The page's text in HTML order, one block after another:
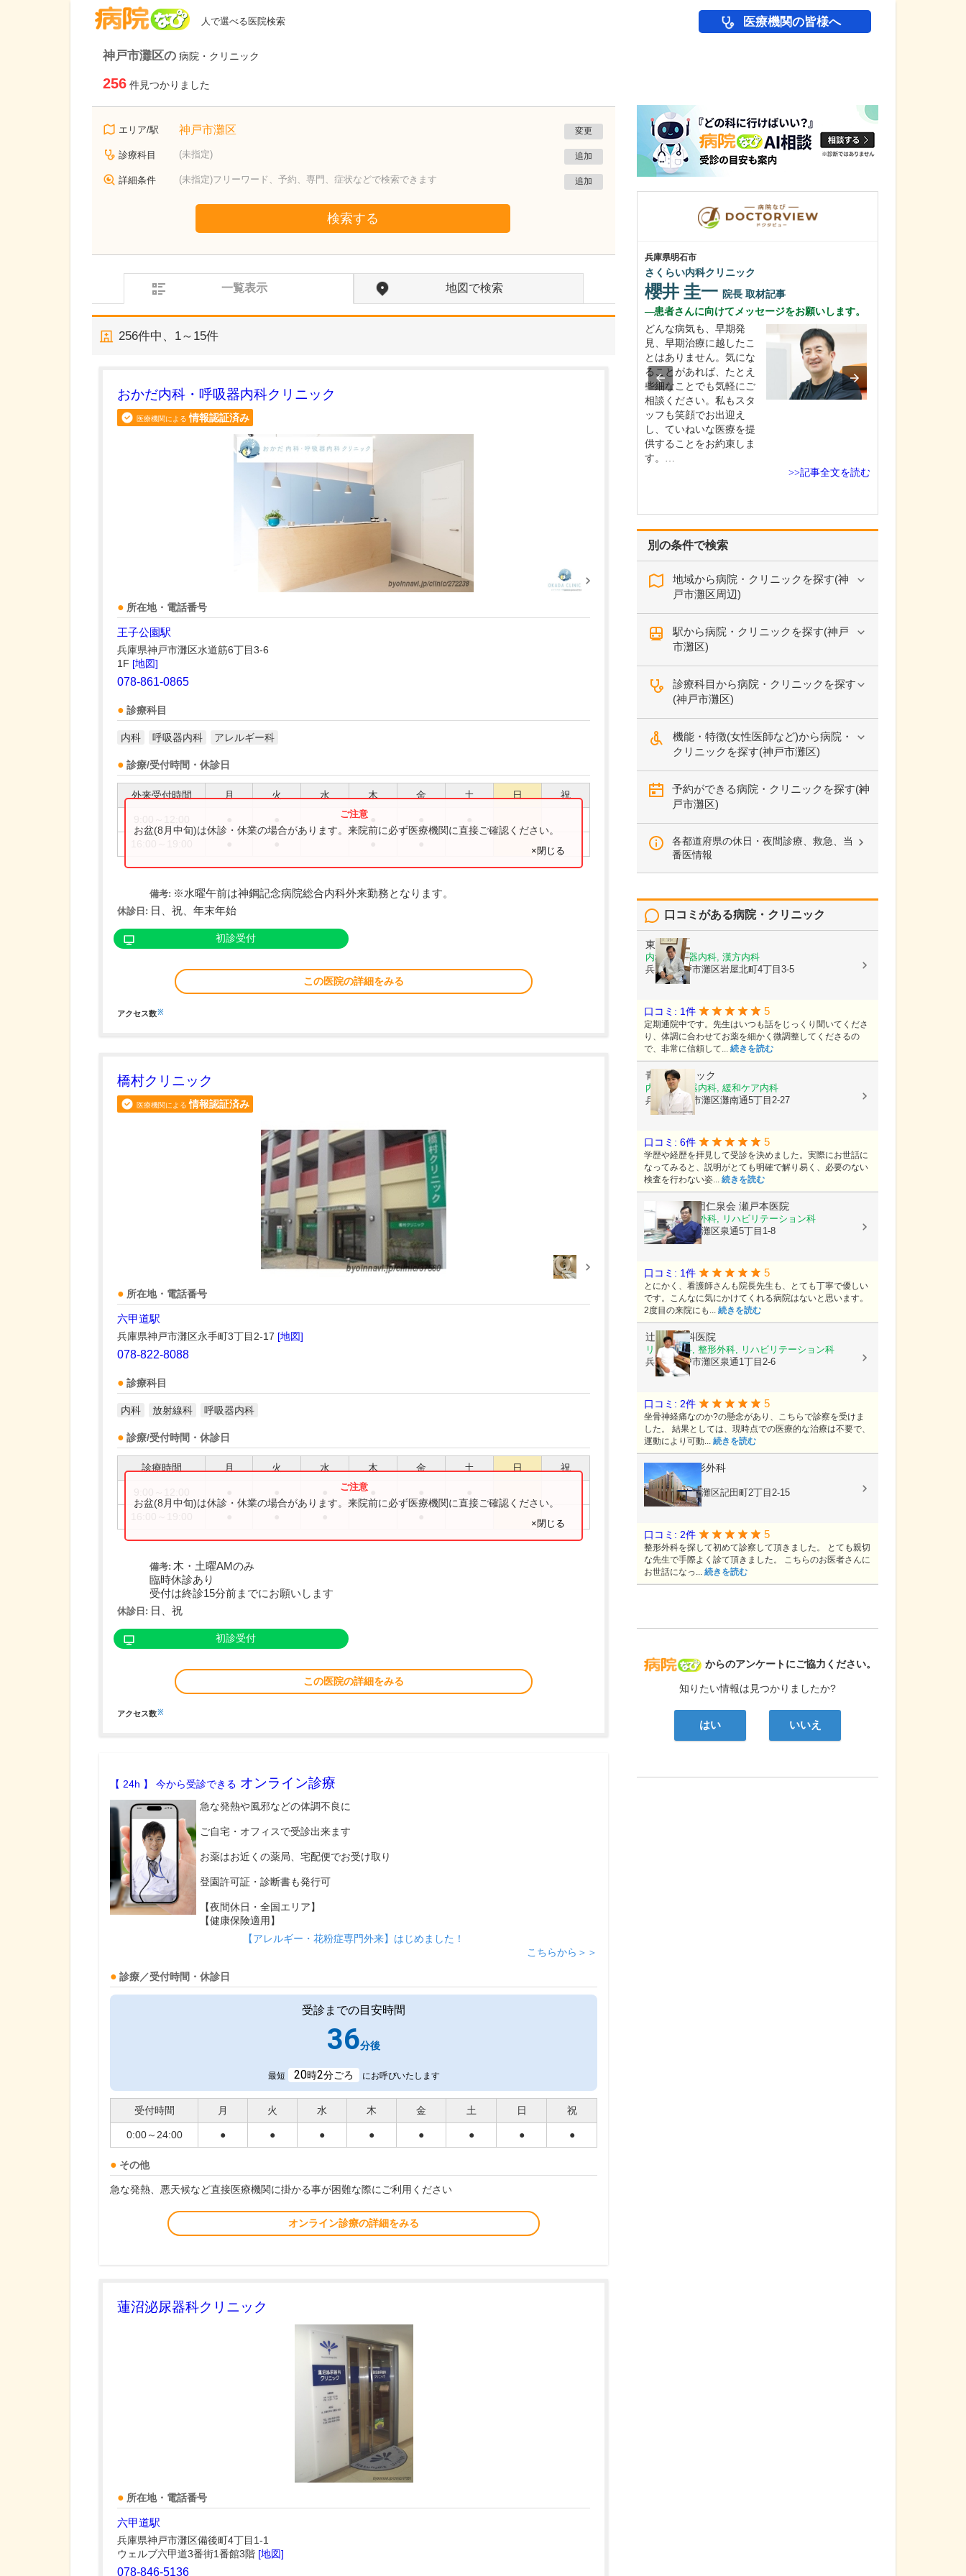
人で選べる医院検索 医療機関の皆様へ
神戸市灘区の 病院・クリニック
256 件見つかりました
エリア/駅 神戸市灘区 変更
診療科目 (未指定) 追加
詳細条件 (未指定)フリーワード、予約、専門、症状などで検索できます 追加
検索する
一覧表示 地図で検索
256件中、 1～15件
おかだ内科・呼吸器内科クリニック
医療機関による 情報認証済み
所在地・電話番号
王子公園駅
兵庫県神戸市灘区水道筋6丁目3-6
1F [地図]
078-861-0865
診療科目
内科 呼吸器内科 アレルギー科
診療/受付時間・休診日
外来受付時間 月 火 水 木 金 土 日 祝
お盆(8月中旬)は休診・休業の場合があります。来院前に必ず医療機関に直接ご確認ください。
×閉じる
備考: ※水曜午前は神鋼記念病院総合内科外来勤務となります。
休診日: 日、祝、年末年始
初診受付
この医院の詳細をみる
アクセス数※
橋村クリニック
医療機関による 情報認証済み
所在地・電話番号
六甲道駅
兵庫県神戸市灘区永手町3丁目2-17 [地図]
078-822-8088
診療科目
内科 放射線科 呼吸器内科
診療/受付時間・休診日
診療時間 月 火 水 木 金 土 日 祝
お盆(8月中旬)は休診・休業の場合があります。来院前に必ず医療機関に直接ご確認ください。
×閉じる
備考: 木・土曜AMのみ
臨時休診あり
受付は終診15分前までにお願いします
休診日: 日、祝
初診受付
この医院の詳細をみる
アクセス数※
【 24h 】 今から受診できる オンライン診療
急な発熱や風邪などの体調不良に
ご自宅・オフィスで受診出来ます
お薬はお近くの薬局、宅配便でお受け取り
登園許可証・診断書も発行可
【夜間休日・全国エリア】
【健康保険適用】
【アレルギー・花粉症専門外来】はじめました！
こちらから＞＞
診療／受付時間・休診日
受診までの目安時間
36分後
最短 20時2分ごろ にお呼びいたします
受付時間 月 火 水 木 金 土 日 祝
0:00～24:00 ● ● ● ● ● ● ● ●
その他
急な発熱、悪天候など直接医療機関に掛かる事が困難な際にご利用ください
オンライン診療の詳細をみる
蓮沼泌尿器科クリニック
所在地・電話番号
六甲道駅
兵庫県神戸市灘区備後町4丁目1-1
ウェルブ六甲道3番街1番館3階 [地図]
078-846-5136
別の条件で検索
地域から病院・クリニックを探す(神
戸市灘区周辺)
駅から病院・クリニックを探す(神戸
市灘区)
診療科目から病院・クリニックを探す
(神戸市灘区)
機能・特徴(女性医師など)から病院・
クリニックを探す(神戸市灘区)
予約ができる病院・クリニックを探す(神
戸市灘区)
各都道府県の休日・夜間診療、救急、当
番医情報
病院なび
からのアンケートにご協力ください。
知りたい情報は見つかりましたか?
はい いいえ
口コミがある病院・クリニック
東和医院
内科, 循環器内科, 漢方内科
兵庫県神戸市灘区岩屋北町4丁目3-5
口コミ: 1件 5
定期通院中です。先生はいつも話をじっくり聞いてくださ
り、体調に合わせてお薬を細かく微調整してくださるの
で、非常に信頼して... 続きを読む
青野クリニック
内科, 消化器内科, 緩和ケア内科
兵庫県神戸市灘区灘南通5丁目2-27
口コミ: 6件 5
学歴や経歴を拝見して受診を決めました。実際にお世話に
なってみると、説明がとても明確で解り易く、必要のない
検査を行わない姿... 続きを読む
医療法人社団仁泉会 瀬戸本医院
消化器内科, 外科, リハビリテーション科
兵庫県神戸市灘区泉通5丁目1-8
口コミ: 1件 5
とにかく、看護師さんも院長先生も、とても丁寧で優しい
です。こんなに気にかけてくれる病院はないと思います。
2度目の来院にも... 続きを読む
辻整形外科医院
リウマチ科, 整形外科, リハビリテーション科
兵庫県神戸市灘区泉通1丁目2-6
口コミ: 2件 5
坐骨神経痛なのか?の懸念があり、こちらで診察を受けま
した。 結果としては、現時点での医療的な治療は不要で、
運動により可動... 続きを読む
くずはら整形外科
整形外科
兵庫県神戸市灘区記田町2丁目2-15
口コミ: 2件 5
整形外科を探して初めて診察して頂きました。 とても親切
な先生で手際よく診て頂きました。 こちらのお医者さんに
お世話になっ... 続きを読む
兵庫県明石市
さくらい内科クリニック
櫻井 圭一 院長 取材記事
患者さんに向けてメッセージをお願いします。
どんな病気も、早期発
見、早期治療に越したこ
とはありません。気にな
ることがあれば、たとえ
些細なことでも気軽にご
相談ください。私もスタ
ッフも笑顔でお出迎え
し、ていねいな医療を提
供することをお約束しま
す。…
>>記事全文を読む
大阪府高槻市
やまぐち内科・腎臓内科
山口 嘉土(やまぐち よしと)
います。 腎臓は、高血圧